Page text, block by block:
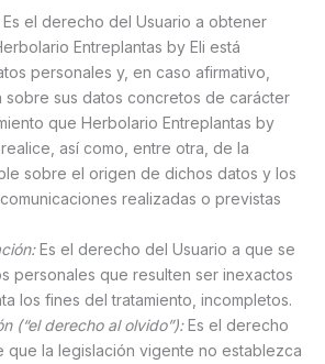
Es el derecho del Usuario a obtener
Entreplantas by Eli está
personales y, en caso afirmativo,
sobre sus datos concretos de carácter
que Herbolario Entreplantas by
así como, entre otra, de la
sobre el origen de dichos datos y los
realizadas o previstas
Es el derecho del Usuario a que se
personales que resulten ser inexactos
los fines del tratamiento, incompletos.
(“el derecho al olvido”):Es el derecho
que la legislación vigente no establezca